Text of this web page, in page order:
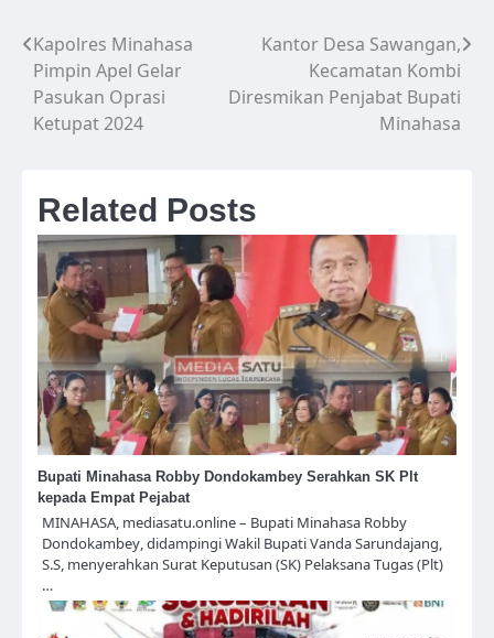
Navigasi
pos
Kapolres Minahasa
Pimpin Apel Gelar
Pasukan Oprasi
Ketupat 2024
Kantor Desa Sawangan,
Kecamatan Kombi
Diresmikan Penjabat Bupati
Minahasa
Related Posts
Bupati Minahasa Robby Dondokambey Serahkan SK Plt
kepada Empat Pejabat
MINAHASA, mediasatu.online – Bupati Minahasa Robby
Dondokambey, didampingi Wakil Bupati Vanda Sarundajang,
S.S, menyerahkan Surat Keputusan (SK) Pelaksana Tugas (Plt)
…